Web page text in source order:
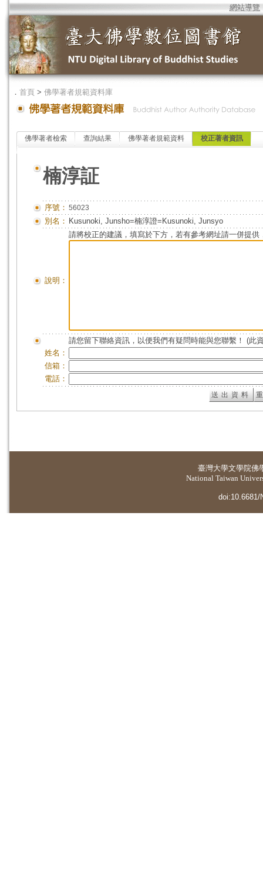
網站導覽
． 首頁 > 佛學著者規範資料庫
佛學著者檢索 查詢結果 佛學著者規範資料 校正著者資訊
楠淳証
序號： 56023
別名： Kusunoki, Junsho=楠淳證=Kusunoki, Junsyo
說明：
請將校正的建議，填寫於下方，若有參考網址請一併提供
請您留下聯絡資訊，以便我們有疑問時能與您聯繫！ (此
姓名：
信箱：
電話：
臺灣大學文學院佛
National Taiwan
doi:10.6681/